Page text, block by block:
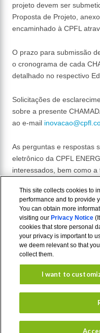
projeto devem ser
Proposta de Projeto,
encaminhado à CPFL
O prazo para submissão
o cronograma de cada
detalhado no respectivo
Solicitações de
sobre a presente
ao e-mail
As perguntas e respostas
eletrônico da CPFL
interessados, bem como
This site collects cookies to
performance and to provide
You can obtain more
visiting our Privacy Notice
cookies that store personal
your privacy is important to
we deem relevant so that
collect them.
I want to